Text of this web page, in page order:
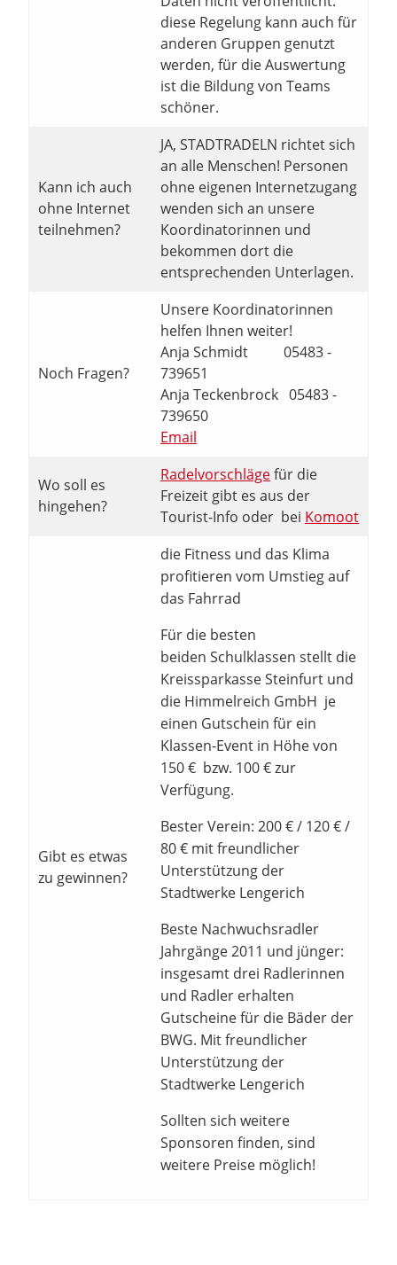
diese Regelung kann auch für
anderen Gruppen genutzt
werden, für die Auswertung
ist die Bildung von Teams
schöner.
Kann ich auch
ohne Internet
teilnehmen?
JA, STADTRADELN richtet sich
an alle Menschen! Personen
ohne eigenen Internetzugang
wenden sich an unsere
Koordinatorinnen und
bekommen dort die
entsprechenden Unterlagen.
Noch Fragen?
Unsere Koordinatorinnen
helfen Ihnen weiter!
Anja Schmidt 05483 -
739651
Anja Teckenbrock 05483 -
739650
Email
Wo soll es
hingehen?
Radelvorschlägefür die
Freizeit gibt es aus der
Tourist-Info oder bei Komoot
Gibt es etwas
zu gewinnen?
die Fitness und das Klima
profitieren vom Umstieg auf
das Fahrrad
Für die besten
beiden Schulklassen stellt die
Kreissparkasse Steinfurt und
die Himmelreich GmbH je
einen Gutschein für ein
Klassen-Event in Höhe von
150 € bzw. 100 € zur
Verfügung.
Bester Verein: 200 € / 120 € /
80 € mit freundlicher
Unterstützung der
Stadtwerke Lengerich
Beste Nachwuchsradler
Jahrgänge 2011 und jünger:
insgesamt drei Radlerinnen
und Radler erhalten
Gutscheine für die Bäder der
BWG. Mit freundlicher
Unterstützung der
Stadtwerke Lengerich
Sollten sich weitere
Sponsoren finden, sind
weitere Preise möglich!